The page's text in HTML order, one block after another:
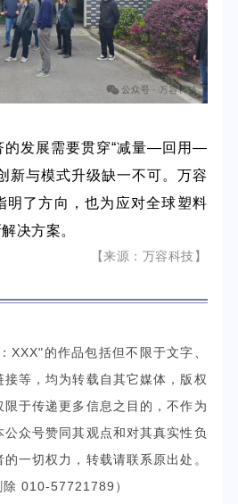
的发展需要贯穿“减量—回用—
新与模式升级缺一不可。万容
明了方向，也为应对全球塑料
决方案。
【来源：万容科技】
XXX"的作品包括但不限于文字、
等，均为转载自其它媒体，版权
于传递更多信息之目的，不作为
众号赞同其观点和对其真实性负
一切权力，转载请联系原出处。
除 010-57721789）